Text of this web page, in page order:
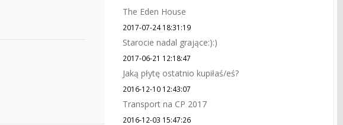
The Eden House
2017-07-24 18:31:19
Starocie nadal grające:):)
2017-06-21 12:18:47
Jaką płytę ostatnio kupiłaś/eś?
2016-12-10 12:43:07
Transport na CP 2017
2016-12-03 15:47:26